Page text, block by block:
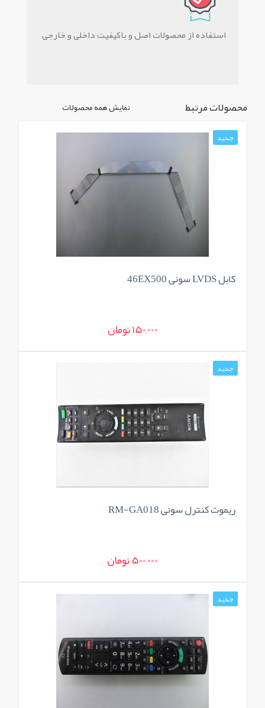
استفاده از محصولات اصل و باکیفیت داخلی و خارجی
نمایش همه محصولات محصولات مرتبط
جدید
کابل LVDS سونی 46EX500
150,000 تومان
جدید
ریموت کنترل سونی RM-GA018
500,000 تومان
جدید